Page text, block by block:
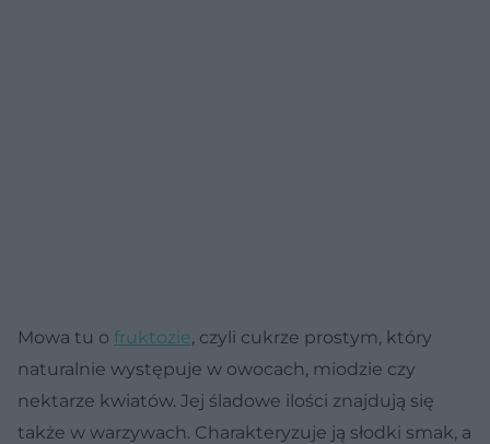
Mowa tu o fruktozie, czyli cukrze prostym, który
naturalnie występuje w owocach, miodzie czy
nektarze kwiatów. Jej śladowe ilości znajdują się
także w warzywach. Charakteryzuje ją słodki smak, a